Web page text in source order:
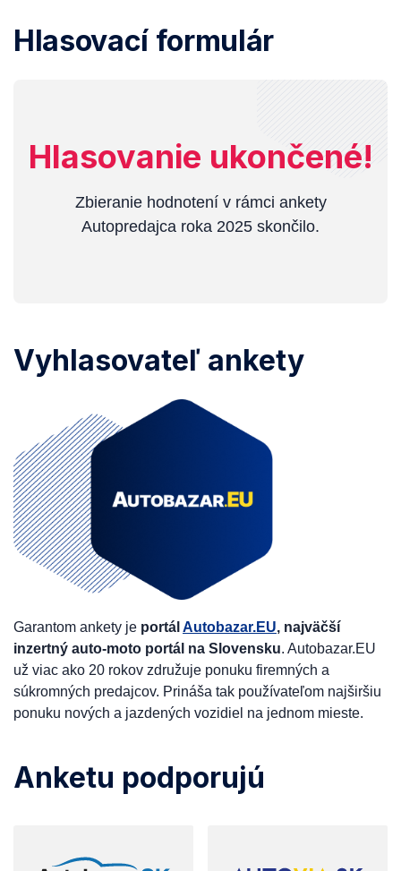
Hlasovací formulár
Hlasovanie ukončené!
Zbieranie hodnotení v rámci ankety
Autopredajca roka 2025 skončilo.
Vyhlasovateľ ankety
Garantom ankety je portál Autobazar.EU, najväčší
inzertný auto-moto portál na Slovensku. Autobazar.EU
už viac ako 20 rokov združuje ponuku firemných a
súkromných predajcov. Prináša tak používateľom najširšiu
ponuku nových a jazdených vozidiel na jednom mieste.
Anketu podporujú